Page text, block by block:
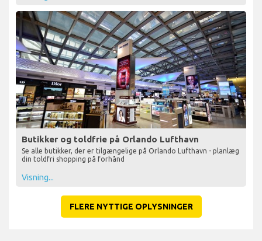
Butikker og toldfrie på Orlando Lufthavn
Se alle butikker, der er tilgængelige på Orlando Lufthavn - planlæg
din toldfri shopping på forhånd
Visning...
FLERE NYTTIGE OPLYSNINGER